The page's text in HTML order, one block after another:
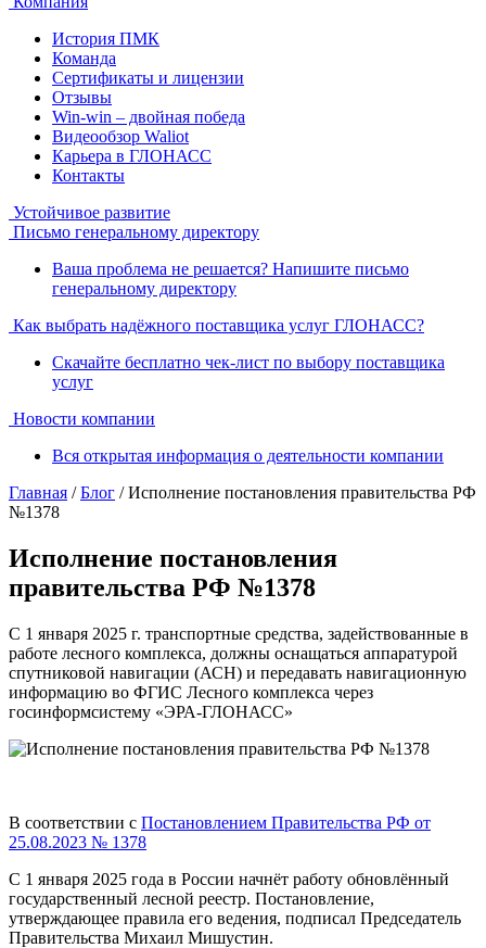
История ПМК
Команда
Сертификаты и лицензии
Отзывы
Win-win – двойная победа
Видеообзор Waliot
Карьера в ГЛОНАСС
Контакты
Устойчивое развитие
Письмо генеральному директору
Ваша проблема не решается? Напишите письмо
генеральному директору
Как выбрать надёжного поставщика услуг ГЛОНАСС?
Скачайте бесплатно чек-лист по выбору поставщика
услуг
Новости компании
Вся открытая информация о деятельности компании
Главная /Блог / Исполнение постановления правительства РФ
№1378
Исполнение постановления
правительства РФ №1378
С 1 января 2025 г. транспортные средства, задействованные в
работе лесного комплекса, должны оснащаться аппаратурой
спутниковой навигации (АСН) и передавать навигационную
информацию во ФГИС Лесного комплекса через
госинформсистему «ЭРА-ГЛОНАСС»
В соответствии с Постановлением Правительства РФ от
25.08.2023 № 1378
С 1 января 2025 года в России начнёт работу обновлённый
государственный лесной реестр. Постановление,
утверждающее правила его ведения, подписал Председатель
Правительства Михаил Мишустин.